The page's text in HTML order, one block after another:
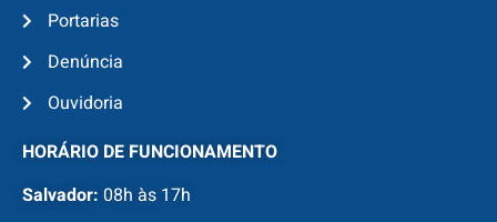
Portarias
Denúncia
Ouvidoria
HORÁRIO DE FUNCIONAMENTO
Salvador: 08h às 17h